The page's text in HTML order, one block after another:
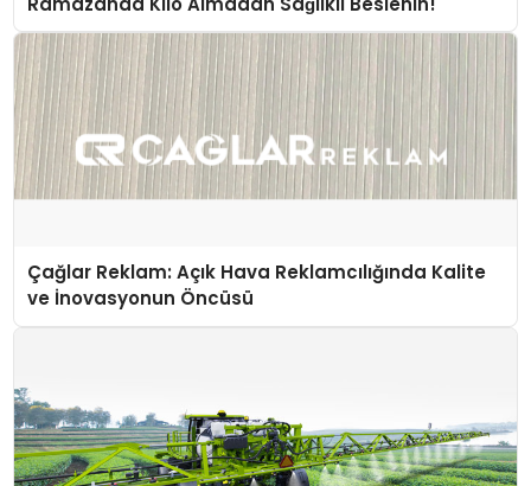
Çağlar Reklam: Açık Hava Reklamcılığında Kalite
ve İnovasyonun Öncüsü